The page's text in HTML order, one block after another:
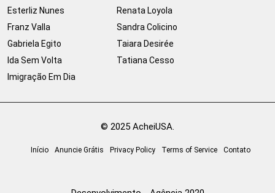
Esterliz Nunes
Franz Valla
Gabriela Egito
Ida Sem Volta
Imigração Em Dia
Renata Loyola
Sandra Colicino
Taiara Desirée
Tatiana Cesso
© 2025 AcheiUSA.
Início Anuncie Grátis Privacy Policy Terms of Service Contato